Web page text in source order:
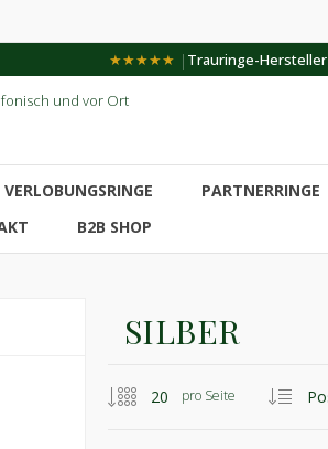
★★★★★ | Trauringe-Hersteller
und vor Ort
VERLOBUNGSRINGE PARTNERRINGE
B2B SHOP
SILBER
pro Seite